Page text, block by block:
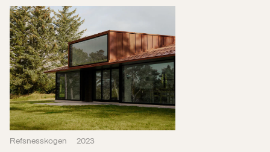
Refsnesskogen 2023